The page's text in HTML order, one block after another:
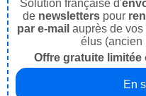
Solution française d'
de newsletters pour
par e-mail auprès de
élus (ancien
Offre gratuite limitée
En